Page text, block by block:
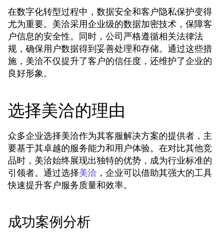
在数字化转型过程中，数据安全和客户隐私保护变得
尤为重要。美洽采用企业级的数据加密技术，保障客
户信息的安全性。同时，公司严格遵循相关法律法
规，确保用户数据得到妥善处理和存储。通过这些措
施，美洽不仅提升了客户的信任度，还维护了企业的
良好形象。
选择美洽的理由
众多企业选择美洽作为其客服解决方案的提供者，主
要基于其卓越的服务能力和用户体验。在对比其他竞
品时，美洽始终展现出独特的优势，成为行业标准的
引领者。通过选择美洽 ，企业可以借助其强大的工具
快速提升客户服务质量和效率。
成功案例分析